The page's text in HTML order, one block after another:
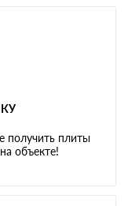
получить плиты
объекте!